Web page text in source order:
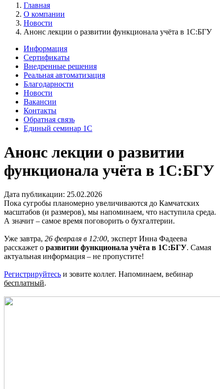
Главная
О компании
Новости
Анонс лекции о развитии функционала учёта в 1С:БГУ
Информация
Сертификаты
Внедренные решения
Реальная автоматизация
Благодарности
Новости
Вакансии
Контакты
Обратная связь
Единый семинар 1С
Анонс лекции о развитии
функционала учёта в 1С:БГУ
Дата публикации: 25.02.2026
Пока сугробы планомерно увеличиваются до Камчатских
масштабов (и размеров), мы напоминаем, что наступила среда.
А значит – самое время поговорить о бухгалтерии.
Уже завтра, 26 февраля в 12:00, эксперт Инна Фадеева
расскажет о развитии функционала учёта в 1С:БГУ. Самая
актуальная информация – не пропустите!
Регистрируйтесь и зовите коллег. Напоминаем, вебинар
бесплатный.